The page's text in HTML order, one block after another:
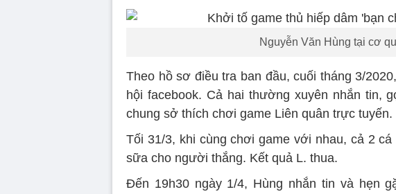
Nguyễn Văn Hùng tại cơ
Theo hồ sơ điều tra ban đầu, cuối tháng 3/
hội facebook. Cả hai thường xuyên nhắn tin,
chung sở thích chơi game Liên quân trực tuyến.
Tối 31/3, khi cùng chơi game với nhau, cả 2
sữa cho người thắng. Kết quả L. thua.
Đến 19h30 ngày 1/4, Hùng nhắn tin và hẹn